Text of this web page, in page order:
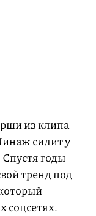
из клипа
сидит у
Спустя годы
тренд под
соцсетях.